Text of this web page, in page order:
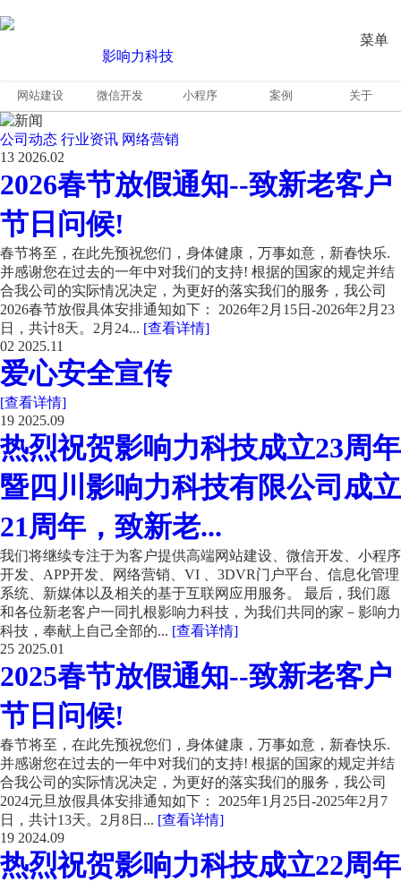
菜单
网站建设 微信开发 小程序 案例 关于
公司动态 行业资讯 网络营销
13 2026.02
2026春节放假通知--致新老客户
节日问候!
春节将至，在此先预祝您们，身体健康，万事如意，新春快乐.
并感谢您在过去的一年中对我们的支持! 根据的国家的规定并结
合我公司的实际情况决定，为更好的落实我们的服务，我公司
2026春节放假具体安排通知如下： 2026年2月15日-2026年2月23
日，共计8天。2月24... [查看详情]
02 2025.11
爱心安全宣传
[查看详情]
19 2025.09
热烈祝贺影响力科技成立23周年
暨四川影响力科技有限公司成立
21周年，致新老...
我们将继续专注于为客户提供高端网站建设、微信开发、小程序
开发、APP开发、网络营销、VI 、3DVR门户平台、信息化管理
系统、新媒体以及相关的基于互联网应用服务。 最后，我们愿
和各位新老客户一同扎根影响力科技，为我们共同的家－影响力
科技，奉献上自己全部的... [查看详情]
25 2025.01
2025春节放假通知--致新老客户
节日问候!
春节将至，在此先预祝您们，身体健康，万事如意，新春快乐.
并感谢您在过去的一年中对我们的支持! 根据的国家的规定并结
合我公司的实际情况决定，为更好的落实我们的服务，我公司
2024元旦放假具体安排通知如下： 2025年1月25日-2025年2月7
日，共计13天。2月8日... [查看详情]
19 2024.09
热烈祝贺影响力科技成立22周年